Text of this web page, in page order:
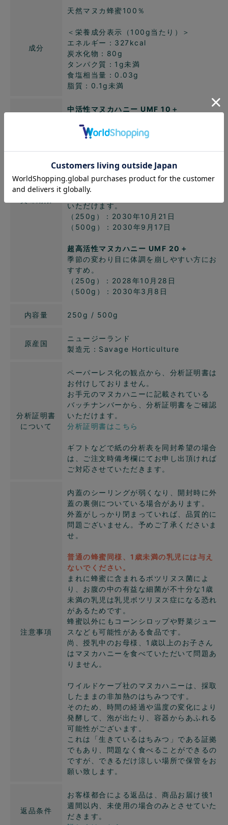
成分
天然マヌカ蜂蜜100％
＜栄養成分表示（100g当たり）＞
エネルギー：327kcal
炭水化物：80g
タンパク質：1g未満
食塩相当量：0.03g
脂質：0.1g未満
中活性マヌカハニー UMF 10＋
でみたい方におすすめ。
（250g）：2031年3月23日
（500g）：2030年11月3日
高活性マヌカハニー UMF 15＋
日常、いろんなところで使ってください。
マヌカハニーの風味をじっくりと味わって
いただけます。
（250g）：2030年10月21日
（500g）：2030年9月17日
超高活性マヌカハニー UMF 20＋
季節の変わり目に体調を崩しやすい方にお
すすめ。
（250g）：2028年10月28日
（500g）：2030年3月8日
内容量 250g / 500g
原産国
ニュージーランド
製造元：Savage Horticulture
分析証明書
について
ペーパーレス化の観点から、分析証明書は
お付けしておりません。
お手元のマヌカハニーに記載されている
バッチナンバーから、分析証明書をご確認
いただけます。
分析証明書はこちら
ギフトなどで紙の分析表を同封希望の場合
は、ご注文時備考欄にてお申し出頂ければ
ご対応させていただきます。
注意事項
内蓋のシーリングが弱くなり、開封時に外
蓋の裏側についている場合があります。
外蓋がしっかり閉まっていれば、品質的に
問題ございません。予めご了承くださいま
せ。
普通の蜂蜜同様、1歳未満の乳児には与え
ないでください。
まれに蜂蜜に含まれるボツリヌス菌によ
り、お腹の中の有益な細菌が不十分な1歳
未満の乳児は乳児ボツリヌス症になる恐れ
があるためです。
蜂蜜以外にもコーンシロップや野菜ジュー
スなども可能性がある食品です。
尚、授乳中のお母様、1歳以上のお子さん
はマヌカハニーを食べていただいて問題あ
りません。
ワイルドケープ社のマヌカハニーは、採取
したままの非加熱のはちみつです。
そのため、時間の経過や温度の変化により
発酵して、泡が出たり、容器からあふれる
可能性がございます。
これは「生きているはちみつ」である証拠
でもあり、問題なく食べることができるの
ですが、できるだけ涼しい場所で保管をお
願い致します。
返品条件
お客様都合による返品は、商品お届け後1
週間以内、未使用の場合のみとさせていた
だきます。